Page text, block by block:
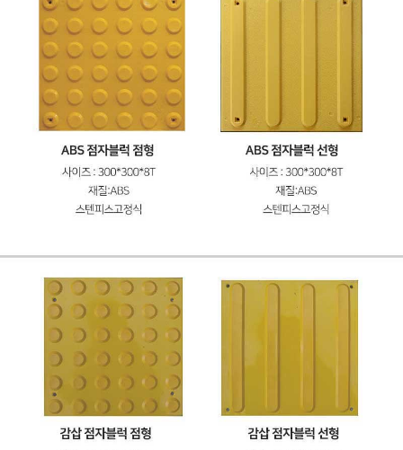
페이코 ID로 페